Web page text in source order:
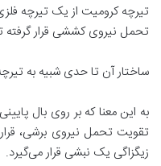
تیرچه کرومیت از یک تیرچه
تحمل نیروی کششی قرار
ساختار آن تا حدی شبیه به
به این معنا که بر روی بال
تقویت تحمل نیروی برشی،
زیگزاگی یک نبشی قرار می‌گیرد.